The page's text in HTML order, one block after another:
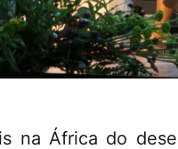
na África do